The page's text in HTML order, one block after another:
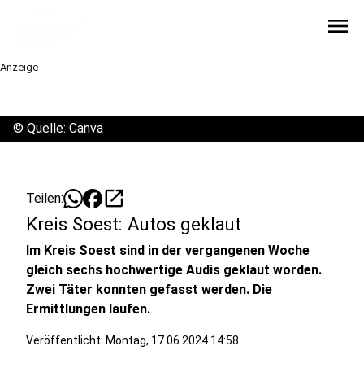
menu
Anzeige
© Quelle: Canva
Teilen: open_in_new
Kreis Soest: Autos geklaut
Im Kreis Soest sind in der vergangenen Woche
gleich sechs hochwertige Audis geklaut worden.
Zwei Täter konnten gefasst werden. Die
Ermittlungen laufen.
Veröffentlicht: Montag, 17.06.2024 14:58